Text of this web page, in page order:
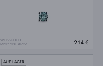
WEISSGOLD
DIAMANT BLAU
214 €
AUF LAGER